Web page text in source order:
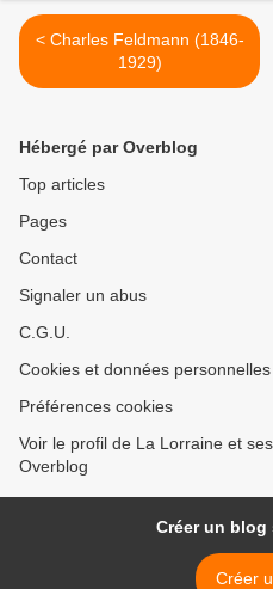
< Charles Feldmann (1846-
1929)
Hébergé par Overblog
Top articles
Pages
Contact
Signaler un abus
C.G.U.
Cookies et données personnelles
Préférences cookies
Voir le profil de La Lorraine et
Overblog
Créer un blog
Créer